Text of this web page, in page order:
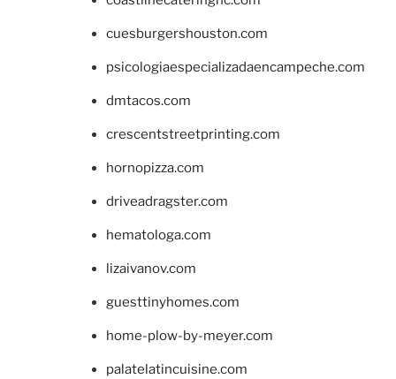
cuesburgershouston.com
psicologiaespecializadaencampeche.com
dmtacos.com
crescentstreetprinting.com
hornopizza.com
driveadragster.com
hematologa.com
lizaivanov.com
guesttinyhomes.com
home-plow-by-meyer.com
palatelatincuisine.com